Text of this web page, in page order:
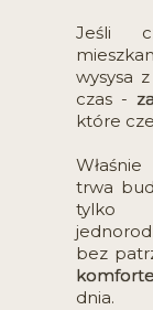
Jeśli
wysysa
czas -
które
trwa
tylko
bez
dnia.